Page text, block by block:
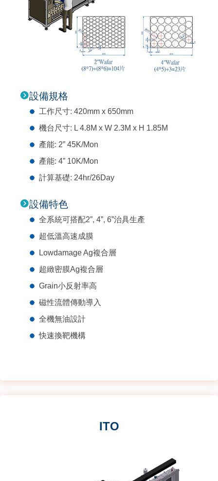
設備規格
工作尺寸: 420mm x 650mm
機台尺寸: L 4.8M x W 2.3M x H 1.85M
產能: 2” 45K/Mon
產能: 4” 10K/Mon
計算基礎: 24hr/26Day
設備特色
全系統可搭配2”, 4”, 6”治具生產
超低溫高速成膜
Lowdamage Ag複合層
超緻密膜Ag複合層
Grain小反射率高
磁性流體傳動導入
全機無油設計
快速換靶機構
ITO